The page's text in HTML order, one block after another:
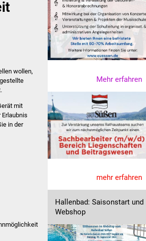
wollen,
mit
in der
Mehr erfahren
mehr erfahren
Hallenbad: Saisonstart und
Webshop